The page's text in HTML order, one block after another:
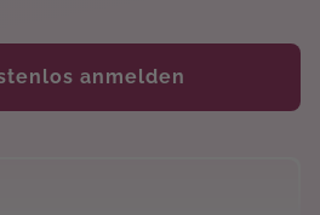
anmelden